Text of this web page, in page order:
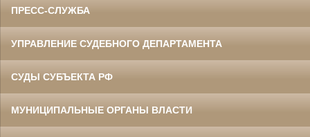
ПРЕСС-СЛУЖБА
УПРАВЛЕНИЕ СУДЕБНОГО ДЕПАРТАМЕНТА
СУДЫ СУБЪЕКТА РФ
МУНИЦИПАЛЬНЫЕ ОРГАНЫ ВЛАСТИ